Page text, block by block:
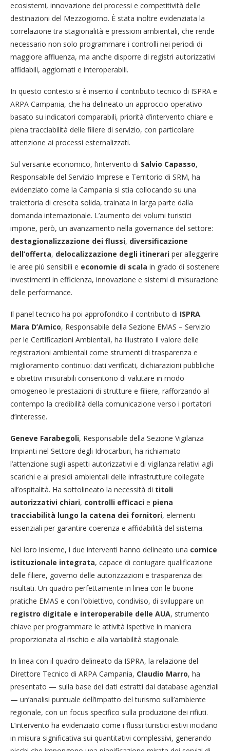
ecosistemi, innovazione dei processi e competitività delle
destinazioni del Mezzogiorno. È stata inoltre evidenziata la
correlazione tra stagionalità e pressioni ambientali, che rende
necessario non solo programmare i controlli nei periodi di
maggiore affluenza, ma anche disporre di registri autorizzativi
affidabili, aggiornati e interoperabili.
In questo contesto si è inserito il contributo tecnico di ISPRA e
ARPA Campania, che ha delineato un approccio operativo
basato su indicatori comparabili, priorità d’intervento chiare e
piena tracciabilità delle filiere di servizio, con particolare
attenzione ai processi esternalizzati.
Sul versante economico, l’intervento di Salvio Capasso,
Responsabile del Servizio Imprese e Territorio di SRM, ha
evidenziato come la Campania si stia collocando su una
traiettoria di crescita solida, trainata in larga parte dalla
domanda internazionale. L’aumento dei volumi turistici
impone, però, un avanzamento nella governance del settore:
destagionalizzazione dei flussi, diversificazione
dell’offerta, delocalizzazione degli itinerari per alleggerire
le aree più sensibili e economie di scala in grado di sostenere
investimenti in efficienza, innovazione e sistemi di misurazione
delle performance.
Il panel tecnico ha poi approfondito il contributo di ISPRA.
Mara D’Amico, Responsabile della Sezione EMAS – Servizio
per le Certificazioni Ambientali, ha illustrato il valore delle
registrazioni ambientali come strumenti di trasparenza e
miglioramento continuo: dati verificati, dichiarazioni pubbliche
e obiettivi misurabili consentono di valutare in modo
omogeneo le prestazioni di strutture e filiere, rafforzando al
contempo la credibilità della comunicazione verso i portatori
d’interesse.
Geneve Farabegoli, Responsabile della Sezione Vigilanza
Impianti nel Settore degli Idrocarburi, ha richiamato
l’attenzione sugli aspetti autorizzativi e di vigilanza relativi agli
scarichi e ai presidi ambientali delle infrastrutture collegate
all’ospitalità. Ha sottolineato la necessità di titoli
autorizzativi chiari, controlli efficaci e piena
tracciabilità lungo la catena dei fornitori, elementi
essenziali per garantire coerenza e affidabilità del sistema.
Nel loro insieme, i due interventi hanno delineato una cornice
istituzionale integrata, capace di coniugare qualificazione
delle filiere, governo delle autorizzazioni e trasparenza dei
risultati. Un quadro perfettamente in linea con le buone
pratiche EMAS e con l’obiettivo, condiviso, di sviluppare un
registro digitale e interoperabile delle AUA, strumento
chiave per programmare le attività ispettive in maniera
proporzionata al rischio e alla variabilità stagionale.
In linea con il quadro delineato da ISPRA, la relazione del
Direttore Tecnico di ARPA Campania, Claudio Marro, ha
presentato — sulla base dei dati estratti dai database agenziali
— un’analisi puntuale dell’impatto del turismo sull’ambiente
regionale, con un focus specifico sulla produzione dei rifiuti.
L’intervento ha evidenziato come i flussi turistici estivi incidano
in misura significativa sui quantitativi complessivi, generando